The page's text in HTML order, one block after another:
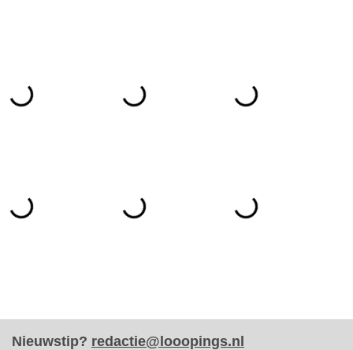
Nieuwstip? redactie@looopings.nl